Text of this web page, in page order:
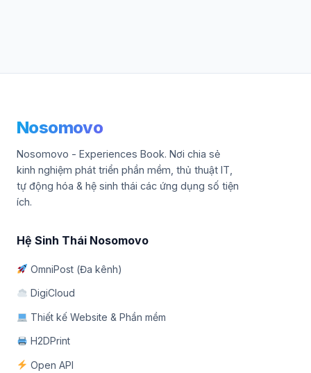
Nosomovo
Nosomovo - Experiences Book. Nơi chia sẻ
kinh nghiệm phát triển phần mềm, thủ thuật IT,
tự động hóa & hệ sinh thái các ứng dụng số tiện
ích.
Hệ Sinh Thái Nosomovo
OmniPost (Đa kênh)
DigiCloud
Thiết kế Website & Phần mềm
H2DPrint
Open API